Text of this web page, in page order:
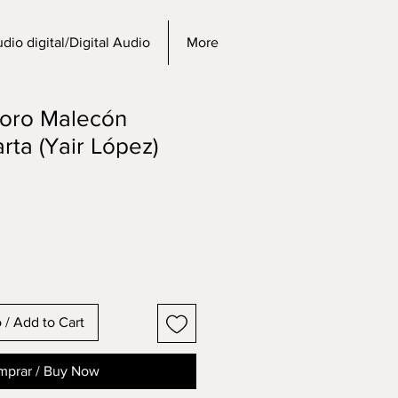
digital/Digital Audio More
Malecón
(Yair López)
/ Add to Cart
/ Buy Now